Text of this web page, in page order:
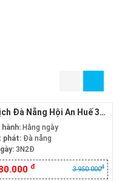
Đà Nẵng Hội An Huế 3
2 Đêm
hành: Hằng ngày
phát: Đà nẵng
3N2Đ
đ 3.950.000đ